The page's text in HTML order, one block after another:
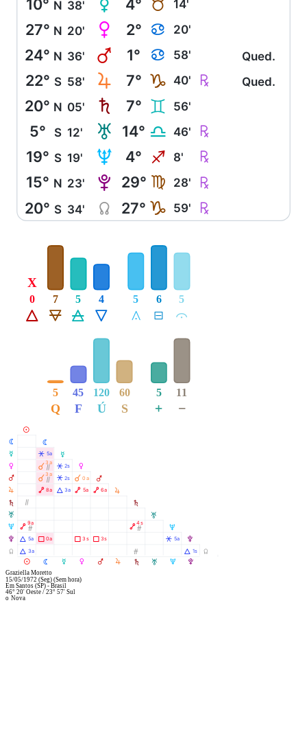
10° N 38' O 4° B 14'
27° N 20' P 2° D 20'
24° N 36' Q 1° D 58' Qued.
22° S 58' R 7° J 40' Ç Qued.
20° N 05' S 7° C 56'
5° S 12' T 14° G 46' Ç
19° S 19' U 4° I 8' Ç
15° N 23' V 29° F 28' Ç
20° S 34' Y 27° J 59' Ç
Á
0
X
Ë
7
Ô
5
Ê
4
Å
5
É
6
Ă
5
Q
5
F
45
Ú
120
S
60
+
5
−
11
M
M
N
N
N
O
O
O
P
P
P
Q
Q
Q
R
R
R
S
S
S
T
T
T
U
U
U
V
V
V
Y
Y
Ò
Ä Ó
9a
Á 5a
Á 3a
Â 5a
À Ò
3a
À Ò
3a
Ä 8a
Ã 0a
Â 2s
Â 2s
Á 3a
À 0a
Ä 5a
Ã 3s
Ä 6a
Ã 3s
Ä Ó
4s
Ó
Â 5a
Á 1s
Graziella Moretto
15/05/1972 (Seg)(Sem hora)
EmSantos (SP) - Brasil
46° 20' Oeste/23° 57' Sul
Nova
o